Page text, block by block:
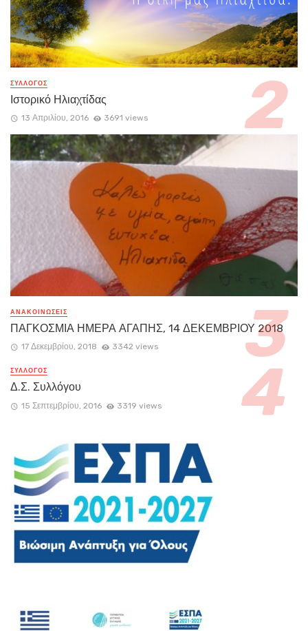
ΣΥΛΛΟΓΟΣ
Ιστορικό Ηλιαχτίδας
13 Απριλίου, 2016 3691 views
ΑΝΑΚΟΙΝΏΣΕΙΣ
ΠΑΓΚΟΣΜΙΑ ΗΜΕΡΑ ΑΓΑΠΗΣ, 14 ΔΕΚΕΜΒΡΙΟΥ 2018
17 Δεκεμβρίου, 2018 3342 views
ΣΥΛΛΟΓΟΣ
Δ.Σ. Συλλόγου
15 Σεπτεμβρίου, 2016 3319 views